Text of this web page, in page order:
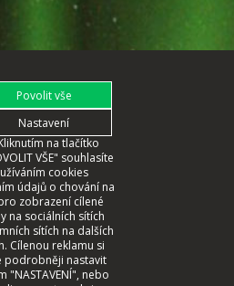
na tlačítko
VŠE" souhlasíte
cookies
údajů o chování na
zobrazení cílené
na sociálních sítích
sítích na dalších
Cílenou reklamu si
podrobněji nastavit
"NASTAVENÍ", nebo